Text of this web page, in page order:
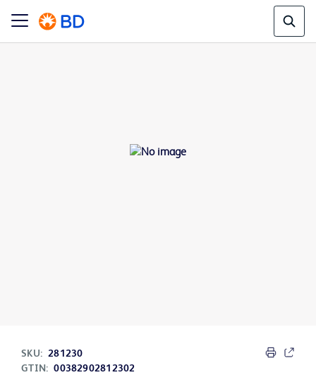
SKU: 281230
GTIN: 00382902812302